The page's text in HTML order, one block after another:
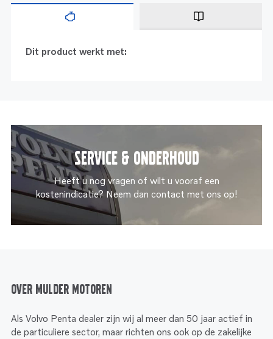
Dit product werkt met:
Service & onderhoud
Heeft u nog vragen of wilt u vooraf een
kostenindicatie? Neem dan contact met ons op!
Over Mulder Motoren
Als Volvo Penta dealer zijn wij al meer dan 50 jaar actief in
de particuliere sector, maar richten ons ook op de zakelijke